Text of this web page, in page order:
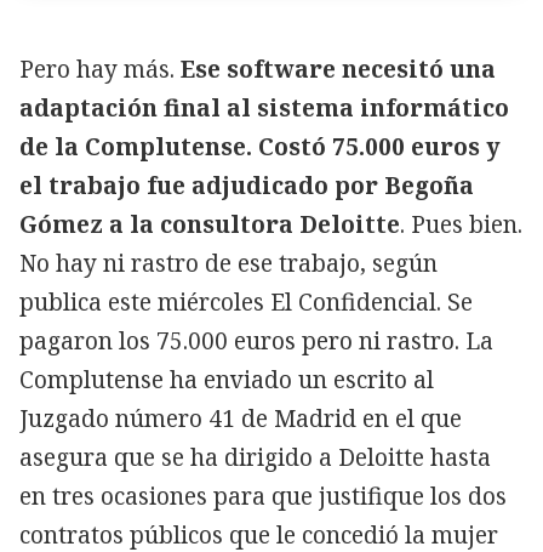
Pero hay más. Ese software necesitó una
adaptación final al sistema informático
de la Complutense. Costó 75.000 euros y
el trabajo fue adjudicado por Begoña
Gómez a la consultora Deloitte. Pues bien.
No hay ni rastro de ese trabajo, según
publica este miércoles El Confidencial. Se
pagaron los 75.000 euros pero ni rastro. La
Complutense ha enviado un escrito al
Juzgado número 41 de Madrid en el que
asegura que se ha dirigido a Deloitte hasta
en tres ocasiones para que justifique los dos
contratos públicos que le concedió la mujer